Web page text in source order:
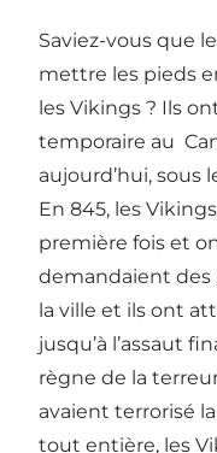
Saviez-vous que
mettre les pieds
les Vikings ? Ils
temporaire au
aujourd’hui, sous
En 845, les
première fois et
demandaient des
la ville et ils ont
jusqu’à l’assaut
règne de la
avaient terrorisé
tout entière, les